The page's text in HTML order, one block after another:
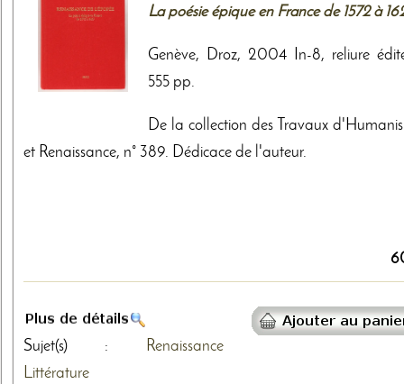
La poésie épique en France de 1572 à
Genève, Droz, 2004 In-8, reliure
555 pp.
De la collection des Travaux
et Renaissance, n° 389. Dédicace de l'auteur.
Sujet(s) :
Renaissance
Littérature